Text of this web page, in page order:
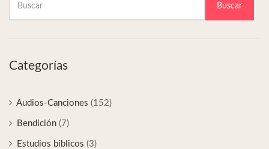
Buscar
Categorías
Audios-Canciones (152)
Bendición (7)
Estudios bíblicos (3)